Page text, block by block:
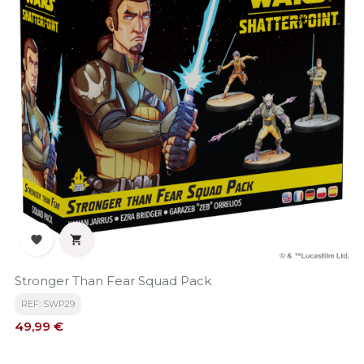
 
Stronger Than Fear Squad Pack
REF: SWP29
Precio
49,99 €